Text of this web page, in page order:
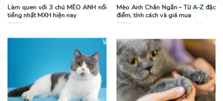
Làm quen với 3 chú MÈO ANH nổi
tiếng nhất MXH hiện nay
Mèo Anh Chân Ngắn – Từ A-Z đặc
điểm, tính cách và giá mua